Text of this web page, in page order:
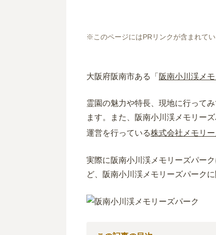
※このページにはPRリンクが含まれて
大阪府阪南市ある「 阪南小川渓メ
霊園の魅力や特長、現地に行って
ます。また、阪南小川渓メモリー
運営を行っている株式会社メモリ
実際に阪南小川渓メモリーズパー
ど、阪南小川渓メモリーズパーク